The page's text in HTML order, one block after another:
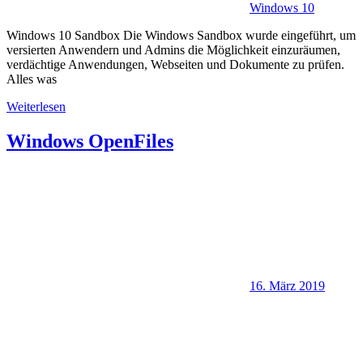
Windows 10
Windows 10 Sandbox Die Windows Sandbox wurde eingeführt, um
versierten Anwendern und Admins die Möglichkeit einzuräumen,
verdächtige Anwendungen, Webseiten und Dokumente zu prüfen.
Alles was
Weiterlesen
Windows OpenFiles
16. März 2019